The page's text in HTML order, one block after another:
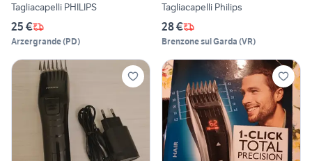
Tagliacapelli PHILIPS
25 €
Arzergrande(PD)
Tagliacapelli Philips
28 €
Brenzone sul Garda (VR)